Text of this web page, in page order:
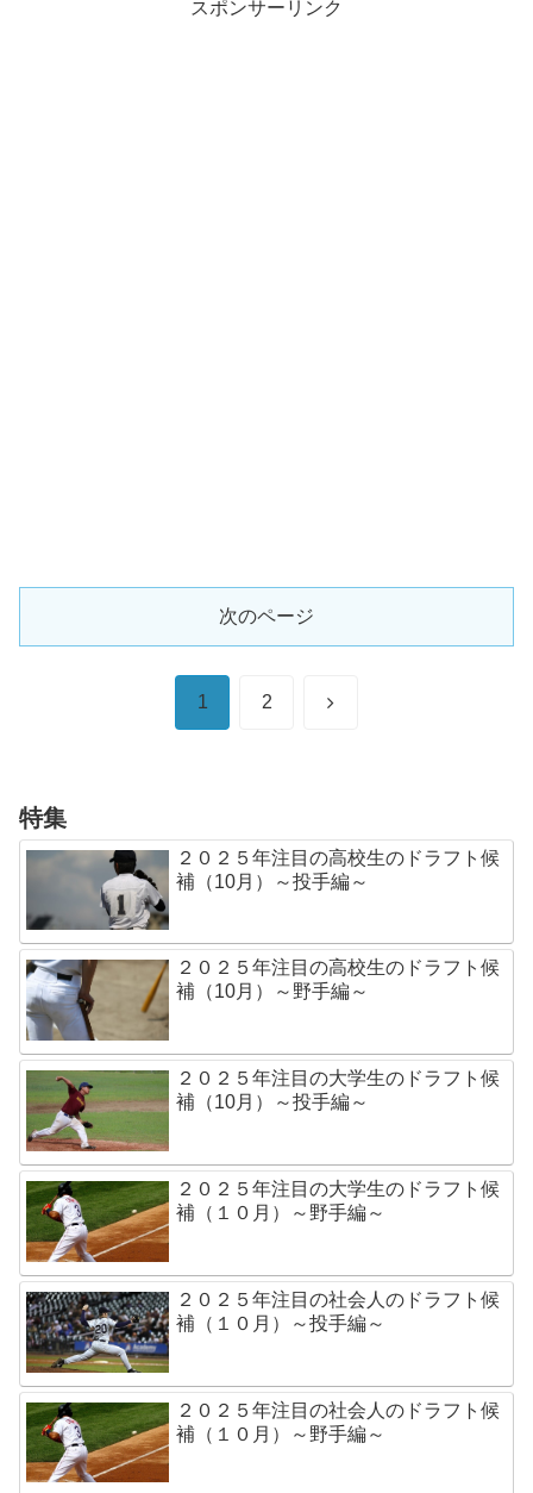
スポンサーリンク
次のページ
1 2 次
特集
２０２５年注目の高校生のドラフト候
補（10月）～投手編～
２０２５年注目の高校生のドラフト候
補（10月）～野手編～
２０２５年注目の大学生のドラフト候
補（10月）～投手編～
２０２５年注目の大学生のドラフト候
補（１０月）～野手編～
２０２５年注目の社会人のドラフト候
補（１０月）～投手編～
２０２５年注目の社会人のドラフト候
補（１０月）～野手編～